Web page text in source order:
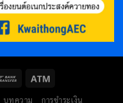
บทความ การชำระเงิน